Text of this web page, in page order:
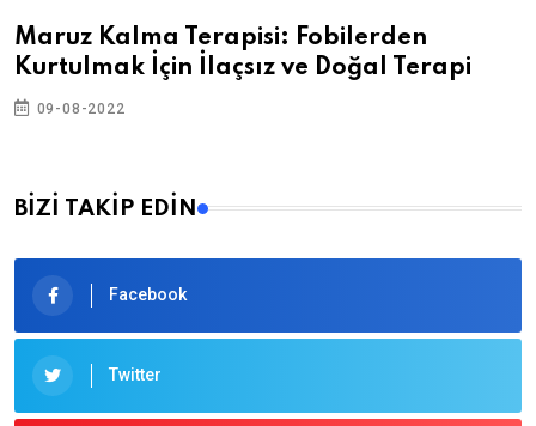
Maruz Kalma Terapisi: Fobilerden
Kurtulmak İçin İlaçsız ve Doğal Terapi
09-08-2022
BİZİ TAKİP EDİN
Facebook
Twitter